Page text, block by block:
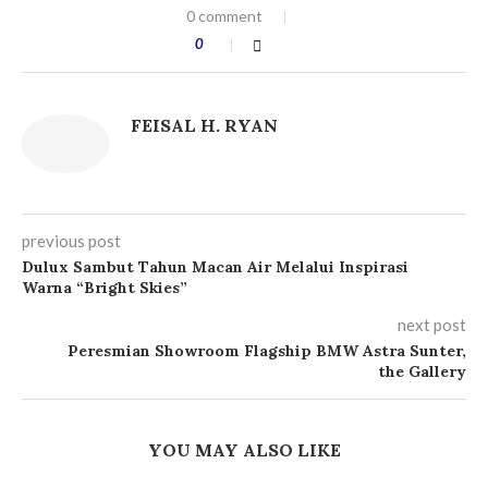
0 comment
0
FEISAL H. RYAN
previous post
Dulux Sambut Tahun Macan Air Melalui Inspirasi
Warna “Bright Skies”
next post
Peresmian Showroom Flagship BMW Astra Sunter,
the Gallery
YOU MAY ALSO LIKE